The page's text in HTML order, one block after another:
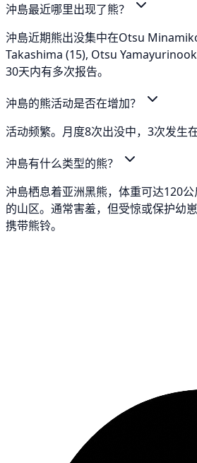
沖島最近哪里出现了熊？
沖島近期熊出没集中在Otsu
Takashima (15), Otsu
30天内有多次报告。
沖島的熊活动是否在增加？
活动频繁。月度8次出没中，3次发生
沖島有什么类型的熊？
沖島栖息着亚洲黑熊，体重可达120
的山区。通常害羞，但受惊或保护幼
携带熊铃。